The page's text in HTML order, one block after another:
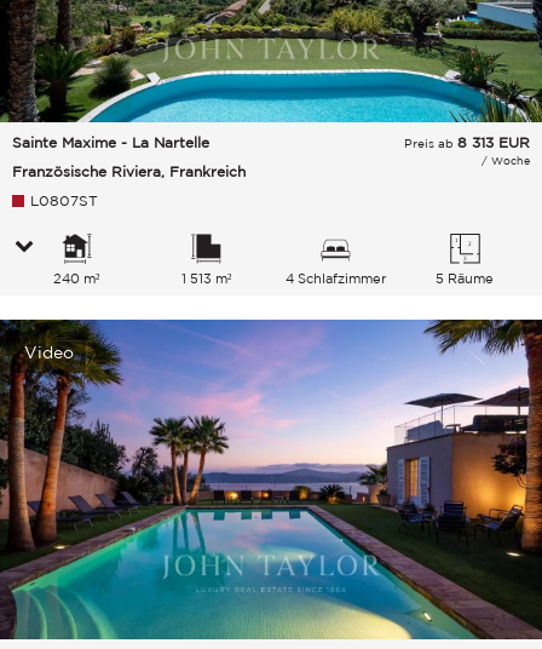
Sainte Maxime - La Nartelle
Französische Riviera, Frankreich
Preis ab 8 313 EUR
/ Woche
L0807ST
240 m² 1 513 m² 4 Schlafzimmer 5 Räume
Video